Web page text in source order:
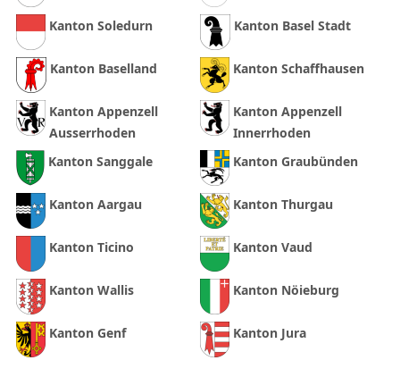
Kanton Soledurn Kanton Basel Stadt
Kanton Baselland Kanton Schaffhausen
Kanton Appenzell
Ausserrhoden
Kanton Appenzell
Innerrhoden
Kanton Sanggale
Kanton Graubünden
Kanton Aargau Kanton Thurgau
Kanton Ticino Kanton Vaud
Kanton Wallis Kanton Nöieburg
Kanton Genf Kanton Jura